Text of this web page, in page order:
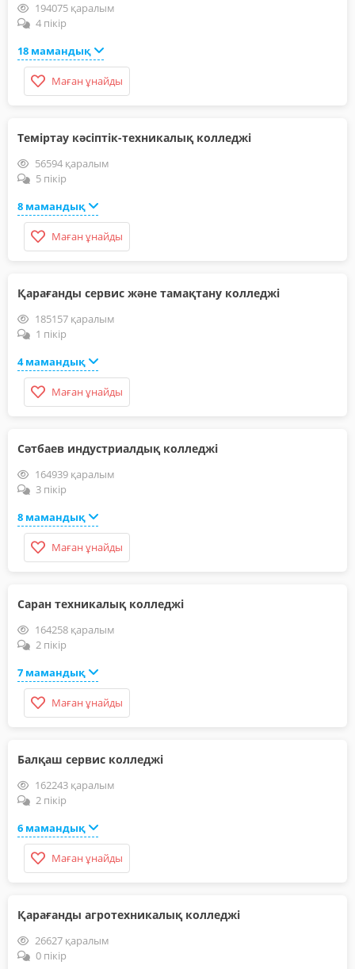
194075 қаралым
4 пікір
18 мамандық
Маған ұнайды
Теміртау кәсіптік-техникалық колледжі
56594 қаралым
5 пікір
8 мамандық
Маған ұнайды
Қарағанды сервис және тамақтану колледжі
185157 қаралым
1 пікір
4 мамандық
Маған ұнайды
Сәтбаев индустриалдық колледжі
164939 қаралым
3 пікір
8 мамандық
Маған ұнайды
Саран техникалық колледжі
164258 қаралым
2 пікір
7 мамандық
Маған ұнайды
Балқаш сервис колледжі
162243 қаралым
2 пікір
6 мамандық
Маған ұнайды
Қарағанды агротехникалық колледжі
26627 қаралым
0 пікір